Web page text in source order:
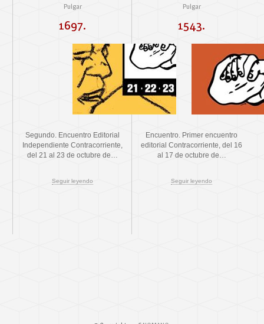
Pulgar
1697.
Segundo. Encuentro Editorial
Independiente Contracorriente,
del 21 al 23 de octubre de…
Seguir leyendo
Pulgar
1543.
Encuentro. Primer encuentro
editorial Contracorriente, del 16
al 17 de octubre de…
Seguir leyendo